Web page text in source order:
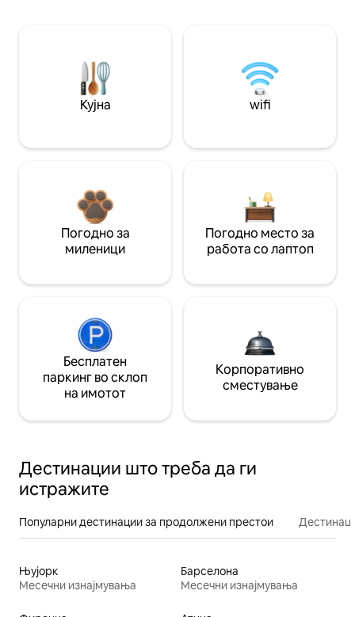
Кујна wifi
Погодно за
миленици
Погодно место за
работа со лаптоп
Бесплатен
паркинг во склоп
на имотот
Корпоративно
сместување
Дестинации што треба да ги
истражите
Популарни дестинации за продолжени престои
Њујорк
Месечни изнајмувања
Барселона
Месечни изнајмувања